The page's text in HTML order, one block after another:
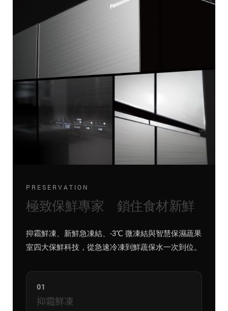
PRESERVATION
極致保鮮專家 鎖住食材新鮮
抑霜鮮凍、新鮮急凍結、-3℃ 微凍結與智慧保濕蔬果
室四大保鮮科技，從急速冷凍到鮮蔬保水一次到位。
01
抑霜鮮凍